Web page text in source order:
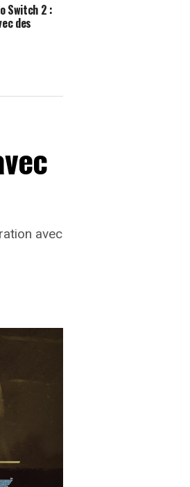
Switch 2 :
des
avec